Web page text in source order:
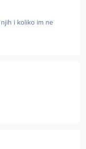
i koliko im ne